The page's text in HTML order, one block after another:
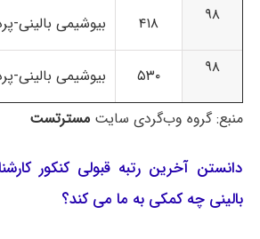
۹۸
۴۱۸
بیوشیمی بالینی-
۹۸
۵۳۰
بیوشیمی بالینی-
منبع: گروه وب‌گردی سایتمسترتست
دانستن آخرین رتبه قبولی کنکور
بالینی چه کمکی به ما می کند؟